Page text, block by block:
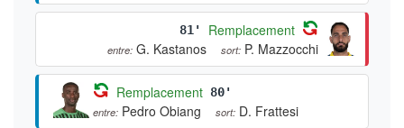
81' Remplacement
entre: G. Kastanos sort: P. Mazzocchi
Remplacement 80'
entre: Pedro Obiang sort: D. Frattesi